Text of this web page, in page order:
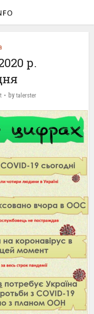
р.
by talerster